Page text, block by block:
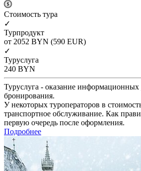
Cтоимость тура
✓
Турпродукт
от 2052 BYN (590 EUR)
✓
Туруслуга
240 BYN
Туруслуга - оказание информационных
бронирования.
У некоторых туроператоров в
транспортное обслуживание. Как
первую очередь после оформления.
Подробнее